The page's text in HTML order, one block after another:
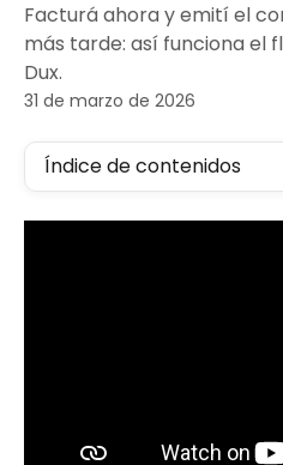
Facturá ahora y emití el
más tarde: así funciona el
Dux.
31 de marzo de 2026
Índice de contenidos